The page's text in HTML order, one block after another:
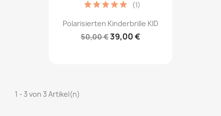
Polarisierten Kinderbrille KID
50,00 €39,00 €
(1)
1 - 3 von 3 Artikel(n)